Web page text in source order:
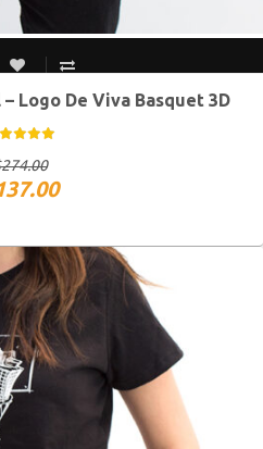
G XG
Logo De Viva Basquet 3D
274.00